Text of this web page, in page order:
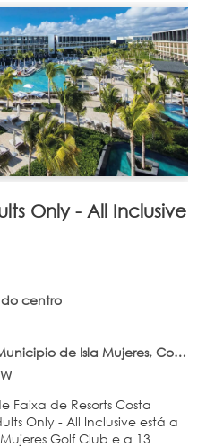
Only - All Inclusive
do centro
Isla Mujeres, Costa Mujeres 77440
Faixa de Resorts Costa
Only - All Inclusive está a
Golf Club e a 13